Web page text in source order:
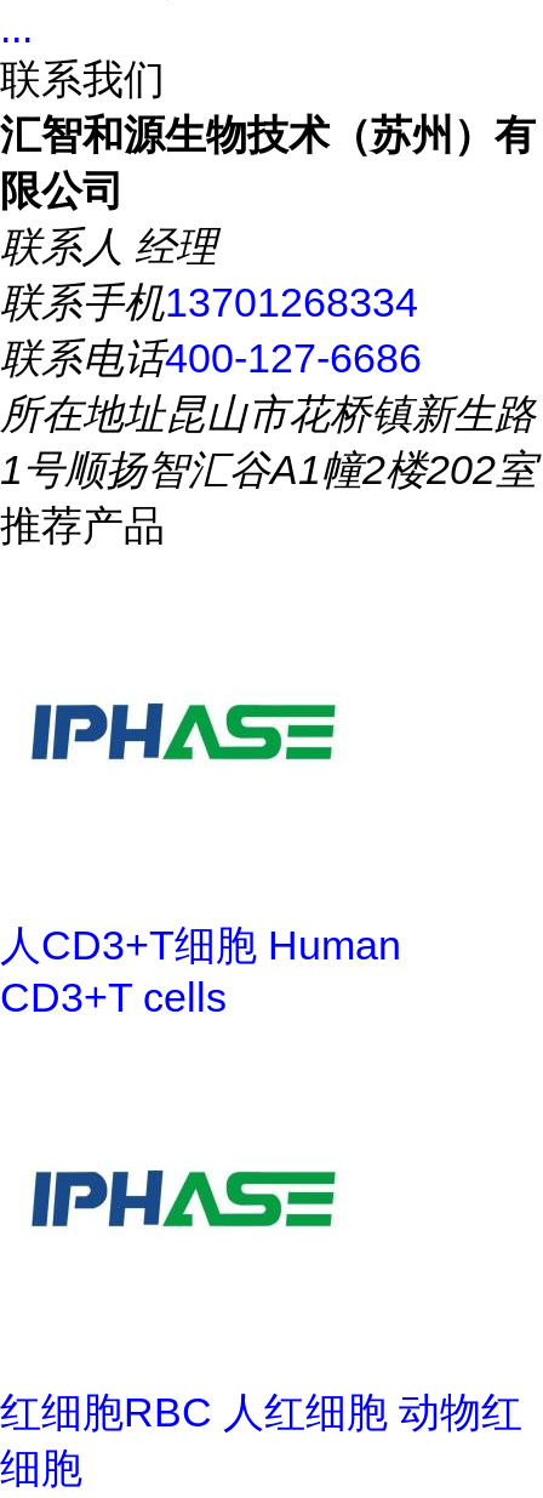
...
联系我们
汇智和源生物技术（苏州）有
限公司
联系人 经理
联系手机13701268334
联系电话400-127-6686
所在地址昆山市花桥镇新生路
1号顺扬智汇谷A1幢2楼202室
推荐产品
人CD3+T细胞 Human
CD3+T cells
红细胞RBC 人红细胞 动物红
细胞